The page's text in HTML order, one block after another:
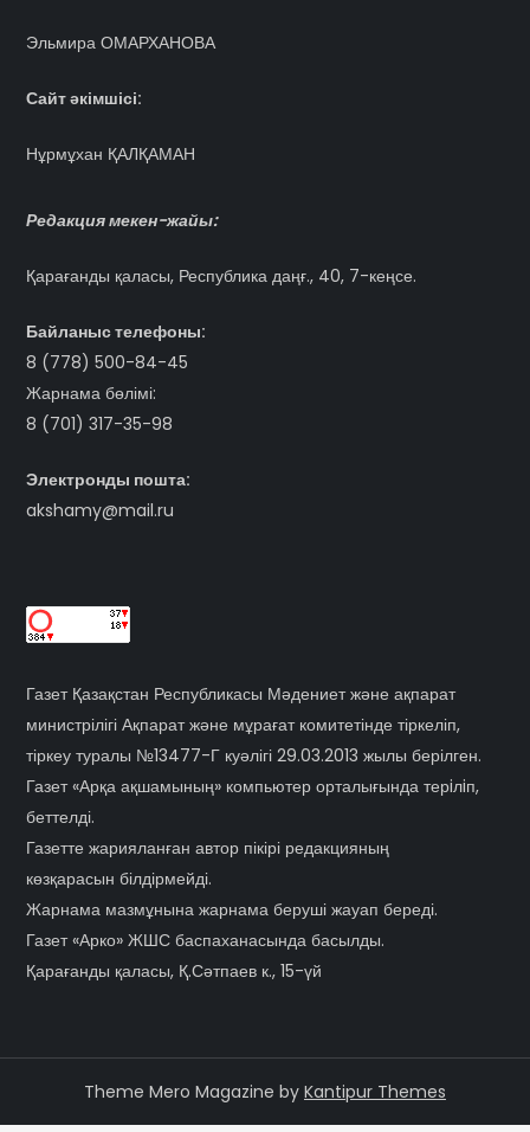
Эльмира ОМАРХАНОВА
Сайт әкімшісі:
Нұрмұхан ҚАЛҚАМАН
Редакция мекен-жайы:
Қарағанды қаласы, Республика даңғ., 40, 7-кеңсе.
Байланыс телефоны:
8 (778) 500-84-45
Жарнама бөлімі:
8 (701) 317-35-98
Электронды пошта:
akshamy@mail.ru
Газет Қазақстан Республикасы Мәдениет және ақпарат
министрілігі Ақпарат және мұрағат комитетінде тіркеліп,
тіркеу туралы №13477-Г куәлігі 29.03.2013 жылы берілген.
Газет «Арқа ақшамының» компьютер орталығында терiлiп,
беттелді.
Газетте жарияланған автор пікірі редакцияның
көзқарасын білдірмейді.
Жарнама мазмұнына жарнама беруші жауап береді.
Газет «Арко» ЖШС баспаханасында басылды.
Қарағанды қаласы, Қ.Сәтпаев к., 15-үй
Theme Mero Magazine by Kantipur Themes